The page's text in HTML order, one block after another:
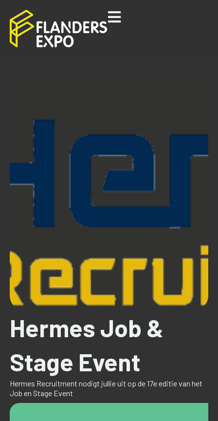
Hermes Job &
Stage Event
Hermes Recruitment nodigt jullie uit op de 17e editie van het
Job en Stage Event